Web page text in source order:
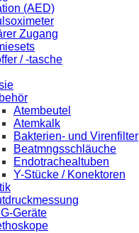
(AED)
Zugang
/ -tasche
Atembeutel
Atemkalk
Bakterien- und Virenfilter
Beatmngsschläuche
Endotrachealtuben
Y-Stücke / Konektoren
Geräte